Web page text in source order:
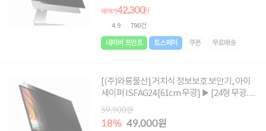
혜택가42,300원
4.9 790건
네이버 포인트 토스페이 쿠폰 무료배송
[(주)와룡물산] 거치식 정보보호 보안기, 아이
세이퍼 ISFAG24 [61cm 무광] ▶ [24형 무광]
◀
59,900원
18% 49,000원